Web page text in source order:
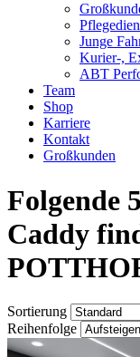
Junge
Kurier-,
ABT
Team
Shop
Karriere
Kontakt
Großkunden
Folgende
Caddy
Sortierung
Reihenfolge